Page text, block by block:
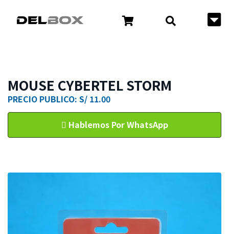
MOUSE CYBERTEL STORM
PRECIO PUBLICO: S/ 11.00
Hablemos Por WhatsApp